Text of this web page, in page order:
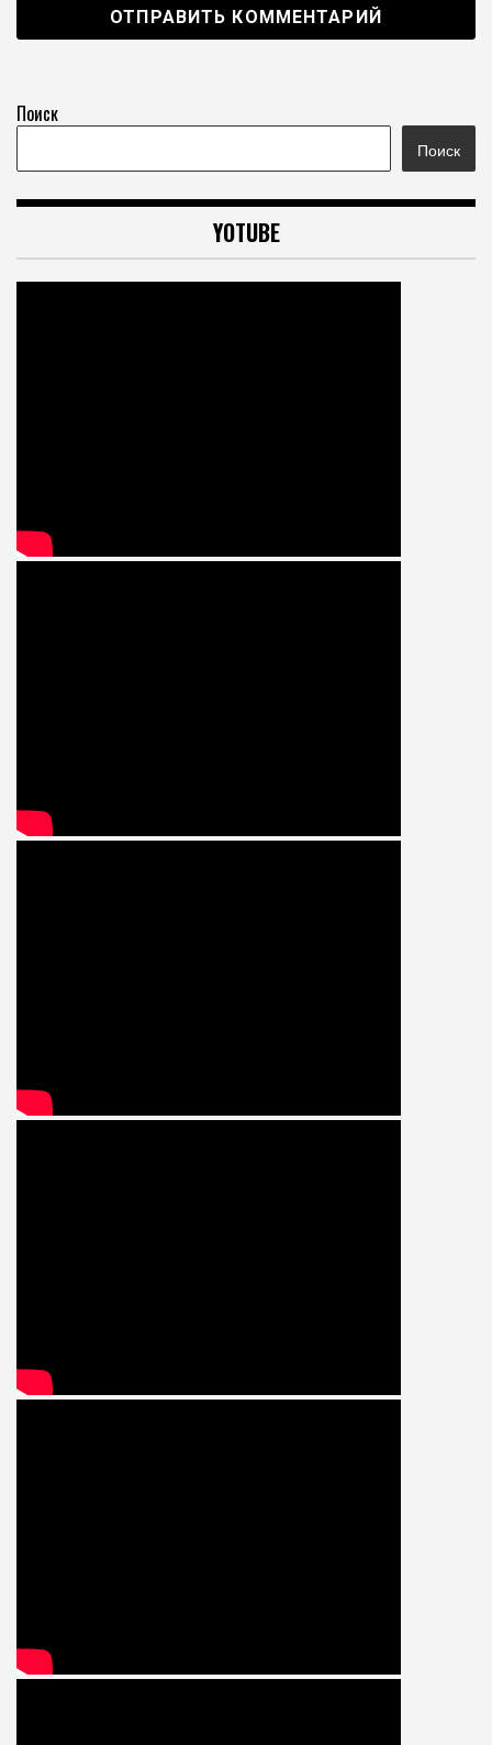
Поиск
Поиск
YOTUBE